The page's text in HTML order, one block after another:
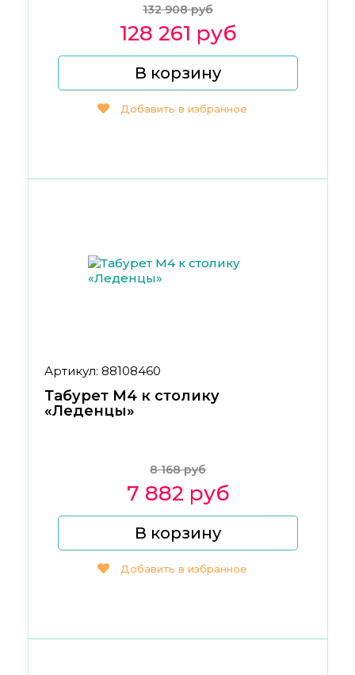
132 908 руб
128 261 руб
В корзину
Добавить в избранное
Артикул: 88108460
Табурет М4 к столику
«Леденцы»
8 168 руб
7 882 руб
В корзину
Добавить в избранное